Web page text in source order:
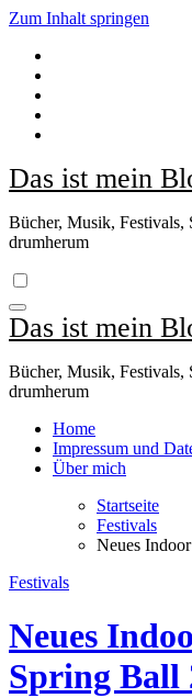
Zum Inhalt springen
Das ist mein
Bücher, Musik, Festivals,
drumherum
Das ist mein
Bücher, Musik, Festivals,
drumherum
Home
Impressum und
Über mich
Startseite
Festivals
Neues
Festivals
Neues
Spring Ball